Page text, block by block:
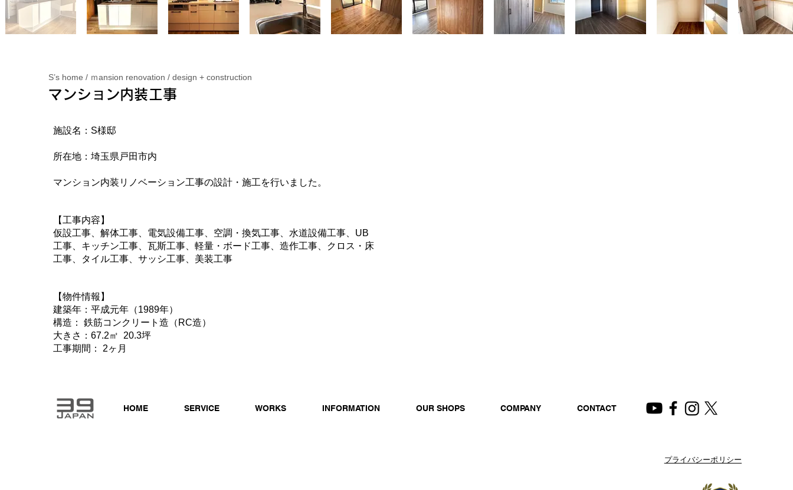
S’s home / ｍansion renovation / design + construction
マンション内装工事
施設名：S様邸
所在地：埼玉県戸田市内
マンション内装リノベーション工事の設計・施工を行いました。
【工事内容】
仮設工事、解体工事、電気設備工事、空調・換気工事、水道設備工事、UB
工事、キッチン工事、瓦斯工事、軽量・ボード工事、造作工事、クロス・床
工事、タイル工事、サッシ工事、美装工事
【物件情報】
建築年：平成元年（1989年）
構造： 鉄筋コンクリート造（RC造）
大きさ：67.2㎡ 20.3坪
工事期間： 2ヶ月
HOME SERVICE WORKS INFORMATION OUR SHOPS COMPANY CONTACT
プライバシーポリシー